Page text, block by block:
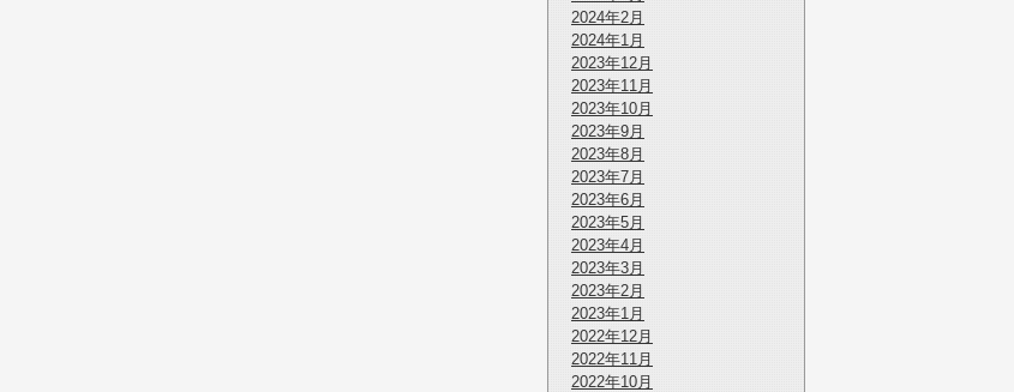
2024年2月
2024年1月
2023年12月
2023年11月
2023年10月
2023年9月
2023年8月
2023年7月
2023年6月
2023年5月
2023年4月
2023年3月
2023年2月
2023年1月
2022年12月
2022年11月
2022年10月